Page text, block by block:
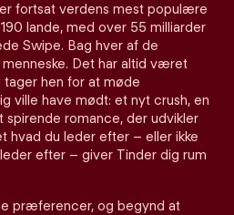
fortsat verdens mest populære
lande, med over 55 milliarder
Swipe. Bag hver af de
Det har altid været
tager hen for at møde
ville have mødt: et nyt crush, en
spirende romance, der udvikler
hvad du leder efter – eller ikke
efter – giver Tinder dig rum
præferencer, og begynd at